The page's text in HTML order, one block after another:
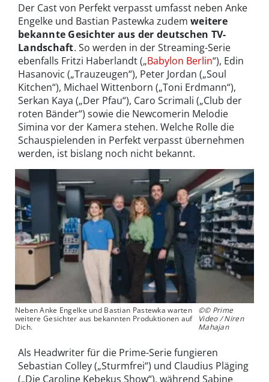
Der Cast von Perfekt verpasst umfasst neben Anke
Engelke und Bastian Pastewka zudem weitere
bekannte Gesichter aus der deutschen TV-
Landschaft. So werden in der Streaming-Serie
ebenfalls Fritzi Haberlandt („Babylon Berlin“), Edin
Hasanovic („Trauzeugen“), Peter Jordan („Soul
Kitchen“), Michael Wittenborn („Toni Erdmann“),
Serkan Kaya („Der Pfau“), Caro Scrimali („Club der
roten Bänder“) sowie die Newcomerin Melodie
Simina vor der Kamera stehen. Welche Rolle die
Schauspielenden in Perfekt verpasst übernehmen
werden, ist bislang noch nicht bekannt.
Neben Anke Engelke und Bastian Pastewka warten
weitere Gesichter aus bekannten Produktionen auf
Dich.
©© Prime
Video / Niren
Mahajan
Als Headwriter für die Prime-Serie fungieren
Sebastian Colley („Sturmfrei“) und Claudius Pläging
(„Die Caroline Kebekus Show“), während Sabine